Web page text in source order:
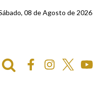
08 de Agosto de 2026